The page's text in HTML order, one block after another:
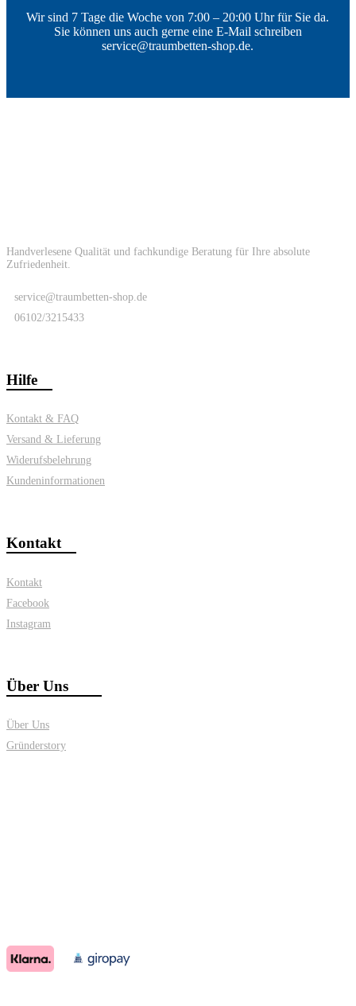
Wir sind 7 Tage die Woche von 7:00 – 20:00 Uhr für Sie da.
Sie können uns auch gerne eine E-Mail schreiben
service@traumbetten-shop.de.
Handverlesene Qualität und fachkundige Beratung für Ihre absolute
Zufriedenheit.
service@traumbetten-shop.de
06102/3215433
Hilfe
Kontakt & FAQ
Versand & Lieferung
Widerufsbelehrung
Kundeninformationen
Kontakt
Kontakt
Facebook
Instagram
Über Uns
Über Uns
Gründerstory